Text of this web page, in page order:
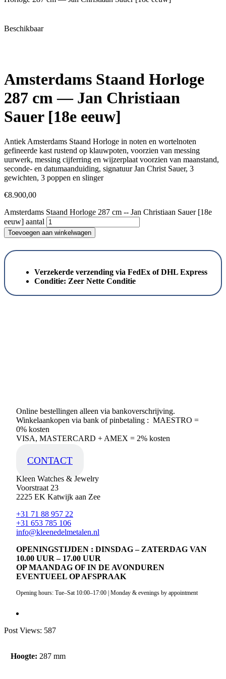
Beschikbaar
Amsterdams Staand Horloge
287 cm — Jan Christiaan
Sauer [18e eeuw]
Antiek Amsterdams Staand Horloge in noten en wortelnoten
gefineerde kast rustend op klauwpoten, voorzien van messing
uurwerk, messing cijferring en wijzerplaat voorzien van maanstand,
seconde- en datumaanduiding, signatuur Jan Christ Sauer, 3
gewichten, 3 poppen en slinger
€8.900,00
Amsterdams Staand Horloge 287 cm -- Jan Christiaan Sauer [18e
eeuw] aantal
Toevoegen aan winkelwagen
Verzekerde verzending via FedEx of DHL Express
Conditie: Zeer Nette Conditie
Online bestellingen alleen via bankoverschrijving.
Winkelaankopen via bank of pinbetaling : MAESTRO =
0% kosten
VISA, MASTERCARD + AMEX = 2% kosten
CONTACT
Kleen Watches & Jewelry
Voorstraat 23
2225 EK Katwijk aan Zee
+31 71 88 957 22
+31 653 785 106
info@kleenedelmetalen.nl
OPENINGSTIJDEN : DINSDAG – ZATERDAG VAN
10.00 UUR – 17.00 UUR
OP MAANDAG OF IN DE AVONDUREN
EVENTUEEL OP AFSPRAAK
Opening hours: Tue–Sat 10:00–17:00 | Monday & evenings by appointment
Post Views: 587
Hoogte: 287 mm